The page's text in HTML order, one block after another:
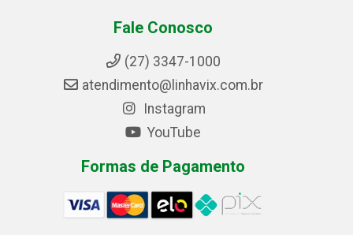
Fale Conosco
(27) 3347-1000
atendimento@linhavix.com.br
Instagram
YouTube
Formas de Pagamento